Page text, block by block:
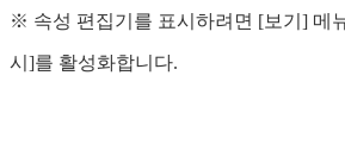
※ 속성 편집기를 표시하려면 [보기] 메
시]를 활성화합니다.